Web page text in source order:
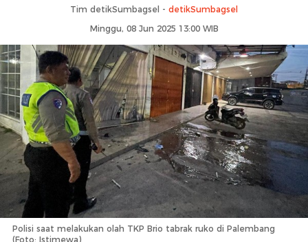
Tim detikSumbagsel - detikSumbagsel
Minggu, 08 Jun 2025 13:00 WIB
Polisi saat melakukan olah TKP Brio tabrak ruko di Palembang
(Foto: Istimewa)